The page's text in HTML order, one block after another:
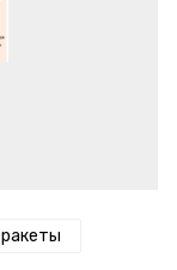
ракеты